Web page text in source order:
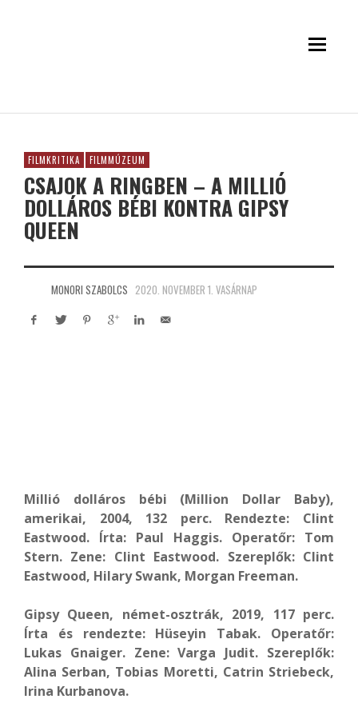
FILMKRITIKA FILMMÚZEUM
CSAJOK A RINGBEN – A MILLIÓ
DOLLÁROS BÉBI KONTRA GIPSY
QUEEN
MONORI SZABOLCS 2020. NOVEMBER 1. VASÁRNAP
Millió dolláros bébi (Million Dollar Baby),
amerikai, 2004, 132 perc. Rendezte: Clint
Eastwood. Írta: Paul Haggis. Operatőr: Tom
Stern. Zene: Clint Eastwood. Szereplők: Clint
Eastwood, Hilary Swank, Morgan Freeman.
Gipsy Queen, német-osztrák, 2019, 117 perc.
Írta és rendezte: Hüseyin Tabak. Operatőr:
Lukas Gnaiger. Zene: Varga Judit. Szereplők:
Alina Serban, Tobias Moretti, Catrin Striebeck,
Irina Kurbanova.